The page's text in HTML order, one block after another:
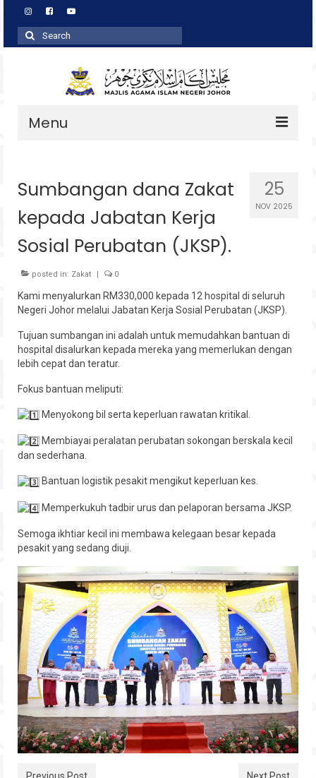
Search
for:
Menu
Zakat
Agihan
Wakaf
Baitulmal
Pembangunan Asnaf
Hubungi
25
NOV 2025
Sumbangan dana Zakat
kepada Jabatan Kerja
Sosial Perubatan (JKSP).
posted in: Zakat | 0
Kami menyalurkan RM330,000 kepada 12 hospital di seluruh
Negeri Johor melalui Jabatan Kerja Sosial Perubatan (JKSP).
Tujuan sumbangan ini adalah untuk memudahkan bantuan di
hospital disalurkan kepada mereka yang memerlukan dengan
lebih cepat dan teratur.
Fokus bantuan meliputi:
Menyokong bil serta keperluan rawatan kritikal.
Membiayai peralatan perubatan sokongan berskala kecil
dan sederhana.
Bantuan logistik pesakit mengikut keperluan kes.
Memperkukuh tadbir urus dan pelaporan bersama JKSP.
Semoga ikhtiar kecil ini membawa kelegaan besar kepada
pesakit yang sedang diuji.